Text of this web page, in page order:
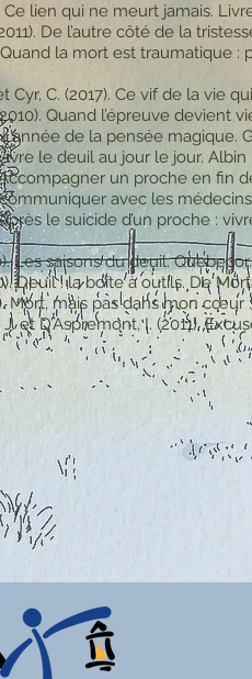
Ce lien qui ne meurt jamais.
De l’autre côté de la
Quand la mort est traumatique :
Cyr, C. (2017). Ce vif de la vie
Quand l’épreuve devient
de la pensée magique.
le deuil au jour le jour. Albin
Accompagner un proche en fin
avec les
Après le suicide d’un proche :
Les saisons du deuil. Quebecor.
Deuil : la boîte à outils. De
Mort, mais pas dans mon
et D’Aspremont, I. (2011).